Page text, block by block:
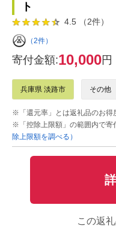
ト
4.5 （2件）
（2件）
寄付金額:10,000円
兵庫県 淡路市 その他
※「還元率」とは返礼品のお得
※「控除上限額」の範囲内で寄
除上限額を調べる）
この返